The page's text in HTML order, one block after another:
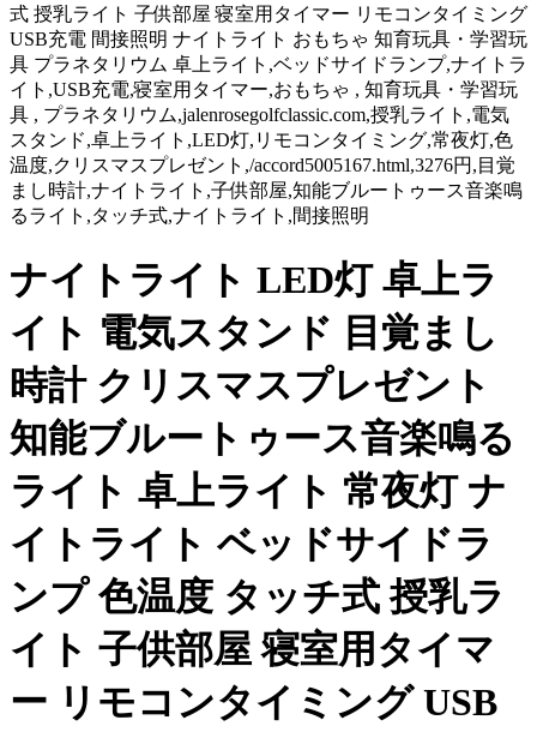
式 授乳ライト 子供部屋 寝室用タイマー リモコンタイミング
USB充電 間接照明 ナイトライト おもちゃ 知育玩具・学習玩
具 プラネタリウム 卓上ライト,ベッドサイドランプ,ナイトラ
イト,USB充電,寝室用タイマー,おもちゃ , 知育玩具・学習玩
具 , プラネタリウム,jalenrosegolfclassic.com,授乳ライト,電気
スタンド,卓上ライト,LED灯,リモコンタイミング,常夜灯,色
温度,クリスマスプレゼント,/accord5005167.html,3276円,目覚
まし時計,ナイトライト,子供部屋,知能ブルートゥース音楽鳴
るライト,タッチ式,ナイトライト,間接照明
ナイトライト LED灯 卓上ラ
イト 電気スタンド 目覚まし
時計 クリスマスプレゼント
知能ブルートゥース音楽鳴る
ライト 卓上ライト 常夜灯 ナ
イトライト ベッドサイドラ
ンプ 色温度 タッチ式 授乳ラ
イト 子供部屋 寝室用タイマ
ー リモコンタイミング USB